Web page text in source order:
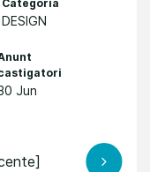
Categoria
DESIGN
Jun